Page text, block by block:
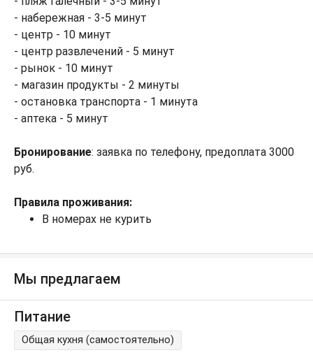
- набережная - 3-5 минут
- центр - 10 минут
- центр развлечений - 5 минут
- рынок - 10 минут
- магазин продукты - 2 минуты
- остановка транспорта - 1 минута
- аптека - 5 минут
Бронирование: заявка по телефону, предоплата 3000
руб.
Правила проживания:
В номерах не курить
Мы предлагаем
Питание
Общая кухня (самостоятельно)